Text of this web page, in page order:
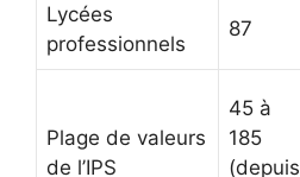
Lycées
professionnels
87
Plage de valeurs
de l’IPS
45 à
185
(depuis